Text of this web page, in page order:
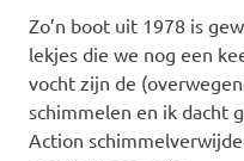
Zo’n boot uit 1978 is
lekjes die we nog een
vocht zijn de
schimmelen en ik dacht
Action